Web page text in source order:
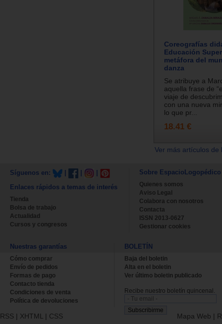
Coreografías
Educación
metáfora del
danza
Se atribuye a
aquella frase de
viaje de
con una nueva
lo que pr...
18.41 €
Ver más artículos
Síguenos en:
Enlaces rápidos a temas de interés
Tienda
Bolsa de trabajo
Actualidad
Cursos y congresos
Sobre EspacioLogopédico
Quienes somos
Aviso Legal
Colabora con nosotros
Contacta
ISSN 2013-0627
Gestionar cookies
Nuestras garantías
Cómo comprar
Envío de pedidos
Formas de pago
Contacto tienda
Condiciones de venta
Política de devoluciones
BOLETÍN
Baja del boletin
Alta en el boletin
Ver último boletin publicado
Recibe nuestro boletín quincenal.
RSS | XHTML | CSS Mapa Web |